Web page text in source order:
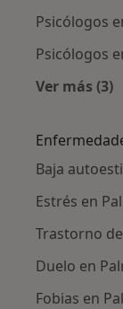
Psicólogos
Psicólogos
Ver más (3)
Baja
Estrés en
Trastorno
Duelo en
Fobias en